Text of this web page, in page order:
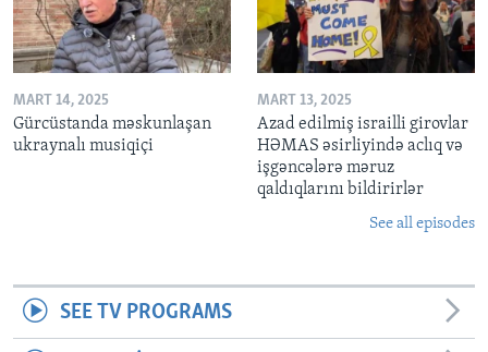
MART 14, 2025
Gürcüstanda məskunlaşan
ukraynalı musiqiçi
MART 13, 2025
Azad edilmiş israilli girovlar
HƏMAS əsirliyində aclıq və
işgəncələrə məruz
qaldıqlarını bildirirlər
See all episodes
SEE TV PROGRAMS